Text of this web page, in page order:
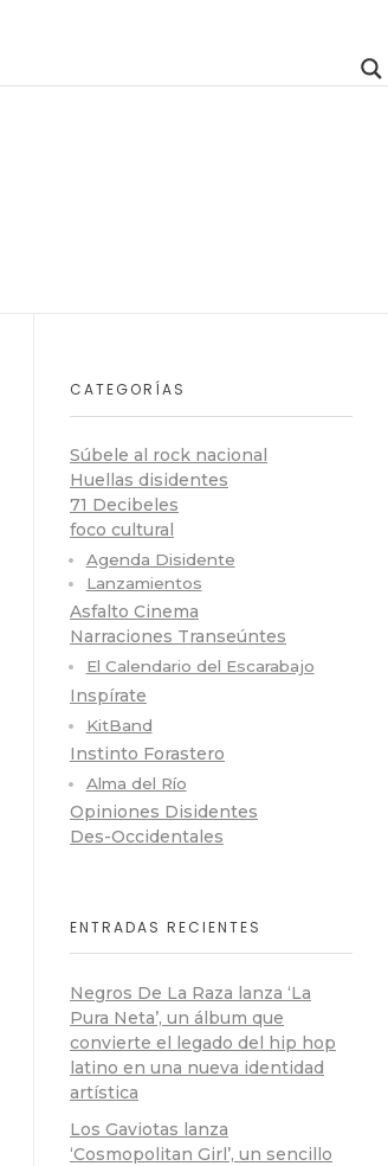
CATEGORÍAS
Súbele al rock nacional
Huellas disidentes
71 Decibeles
foco cultural
Agenda Disidente
Lanzamientos
Asfalto Cinema
Narraciones Transeúntes
El Calendario del Escarabajo
Inspírate
KitBand
Instinto Forastero
Alma del Río
Opiniones Disidentes
Des-Occidentales
ENTRADAS RECIENTES
Negros De La Raza lanza ‘La
Pura Neta’, un álbum que
convierte el legado del hip hop
latino en una nueva identidad
artística
Los Gaviotas lanza
‘Cosmopolitan Girl’, un sencillo